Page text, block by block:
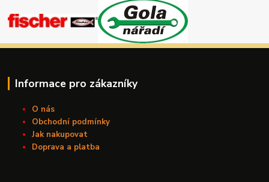
Informace pro zákazníky
O nás
Obchodní podmínky
Jak nakupovat
Doprava a platba